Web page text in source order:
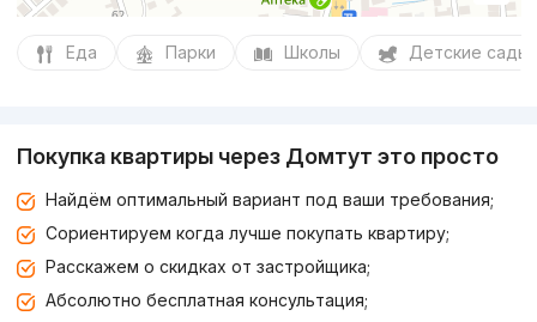
Еда Парки Школы Детские сады
Покупка квартиры через Домтут это просто
Найдём оптимальный вариант под ваши требования;
Сориентируем когда лучше покупать квартиру;
Расскажем о скидках от застройщика;
Абсолютно бесплатная консультация;